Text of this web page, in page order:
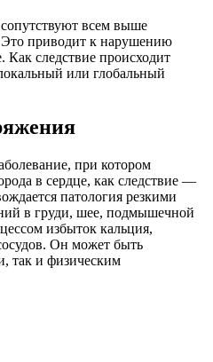
всем выше
приводит к нарушению
Как следствие происходит
или глобальный
при котором
в сердце, как следствие —
патология резкими
в груди, шее, подмышечной
избыток кальция,
Он может быть
так и физическим